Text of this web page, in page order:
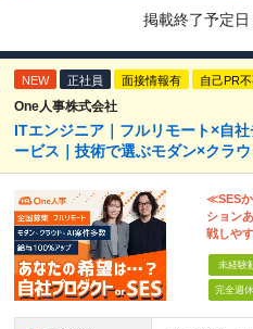
掲載終了予定日
NEW 正社員 面接情報有 自己PR
One人事株式会社
ITエンジニア｜フルリモート×自
ービス｜技術で選ぶモダン×クラ
≪SESか
ション
戦しや
未経験
完全週